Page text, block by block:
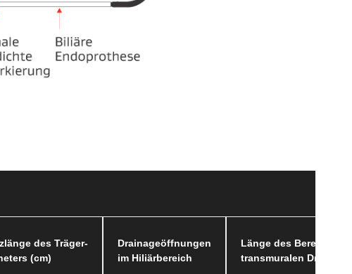
des Träger-
(cm)
Drainageöffnungen
im Hiliärbereich
Länge des Bereichs
transmuralen